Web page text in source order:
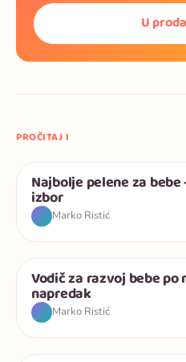
U
PROČITAJ I
Bebe
Najbolje pelene za
izbor
Marko Ristić
Bebe
Vodič za razvoj bebe
napredak
Marko Ristić